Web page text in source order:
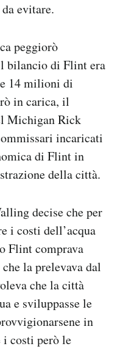
evitare.
peggiorò
bilancio di Flint era
14 milioni di
in carica, il
Michigan Rick
incaricati
di Flint in
della città.
decise che per
i costi dell’acqua
Flint comprava
la prelevava dal
che la città
e sviluppasse le
in
i costi però le